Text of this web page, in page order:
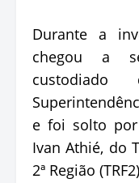
Durante a
chegou a
e foi solto por
Ivan Athié, do
2ª Região